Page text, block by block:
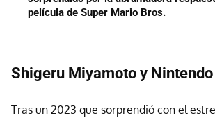
película de Super Mario Bros.
Shigeru Miyamoto y
Tras un 2023 que sorprendió con el